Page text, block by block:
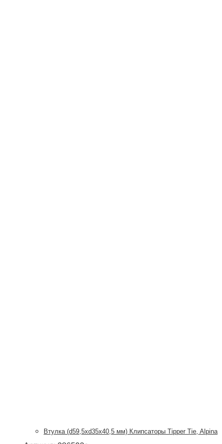
Втулка (d59,5xd35x40,5 мм) Клипсаторы Tipper Tie, Alpina